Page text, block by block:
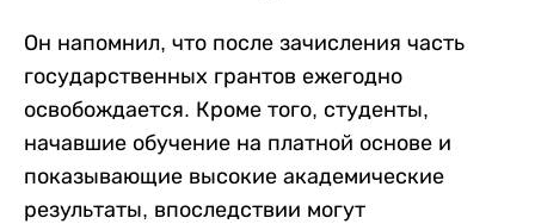
Он напомнил, что после зачисления часть
государственных грантов ежегодно
освобождается. Кроме того, студенты,
начавшие обучение на платной основе и
показывающие высокие академические
результаты, впоследствии могут